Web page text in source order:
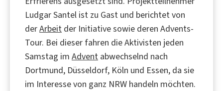
Ludgar Santel ist zu Gast und berichtet von
derArbeit der Initiative sowie deren Advents-
Tour. Bei dieser fahren die Aktivisten jeden
Samstag im Advent abwechselnd nach
Dortmund, Düsseldorf, Köln und Essen, da sie
im Interesse von ganz NRW handeln möchten.